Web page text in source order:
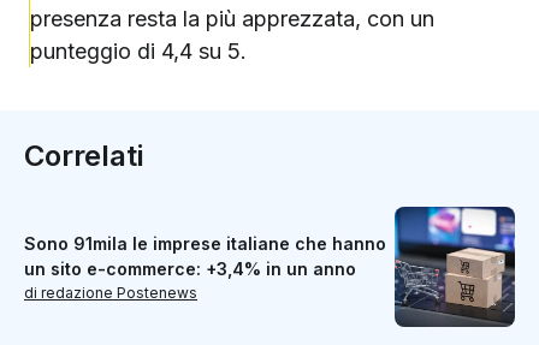
presenza resta la più apprezzata, con un
punteggio di 4,4 su 5.
Correlati
Sono 91mila le imprese italiane che hanno
un sito e-commerce: +3,4% in un anno
di redazione Postenews